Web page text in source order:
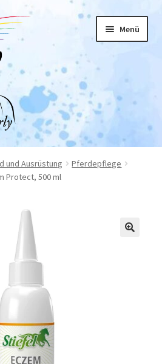
Menü
und Ausrüstung
Pferdepflege
Protect, 500 ml